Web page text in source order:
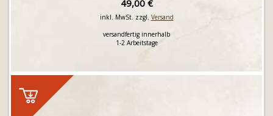
49,00 €
inkl. MwSt. zzgl. Versand
versandfertig innerhalb
1-2 Arbeitstage